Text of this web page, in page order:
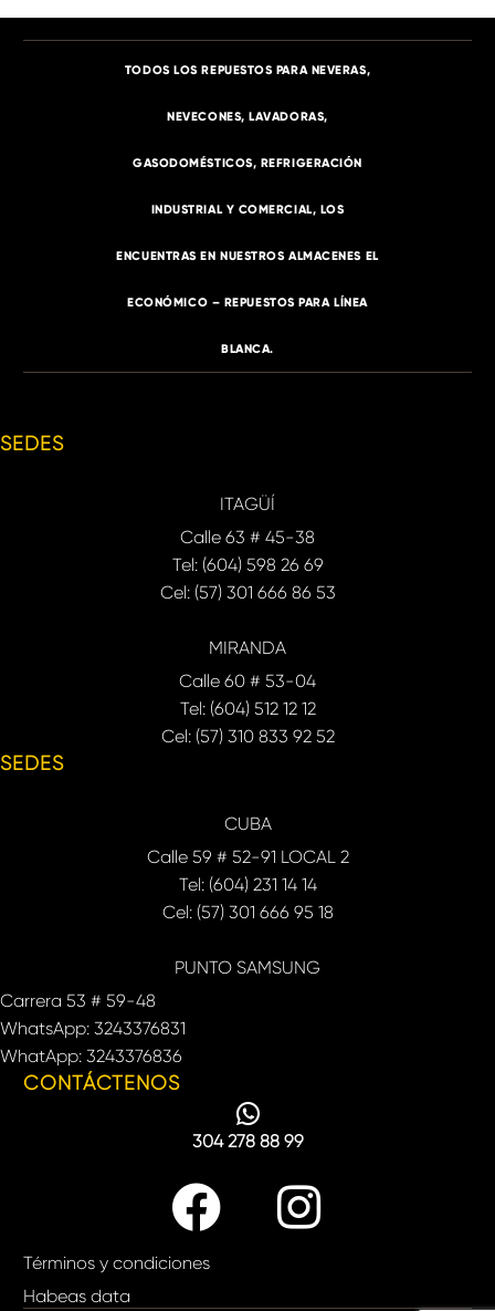
TODOS LOS REPUESTOS PARA NEVERAS,
NEVECONES, LAVADORAS,
GASODOMÉSTICOS, REFRIGERACIÓN
INDUSTRIAL Y COMERCIAL, LOS
ENCUENTRAS EN NUESTROS ALMACENES EL
ECONÓMICO – REPUESTOS PARA LÍNEA
BLANCA.
SEDES
ITAGÜÍ
Calle 63 # 45-38
Tel: (604) 598 26 69
Cel: (57) 301 666 86 53
MIRANDA
Calle 60 # 53-04
Tel: (604) 512 12 12
Cel: (57) 310 833 92 52
SEDES
CUBA
Calle 59 # 52-91 LOCAL 2
Tel: (604) 231 14 14
Cel: (57) 301 666 95 18
PUNTO SAMSUNG
Carrera 53 # 59-48
WhatsApp: 3243376831
WhatApp: 3243376836
CONTÁCTENOS
304 278 88 99
Términos y condiciones
Habeas data